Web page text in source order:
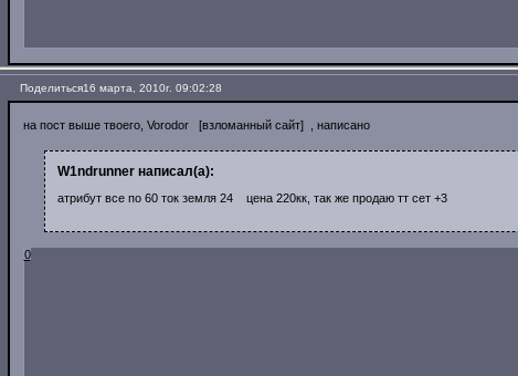
Поделиться16 марта, 2010г. 09:02:28
на пост выше твоего, Vorodor [взломанный сайт] , написано
W1ndrunner написал(а):
атрибут все по 60 ток земля 24 цена 220кк, так же продаю тт сет +3
0